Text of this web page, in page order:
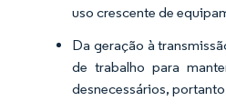
uso crescente de
Da geração à
de trabalho para
desnecessários,